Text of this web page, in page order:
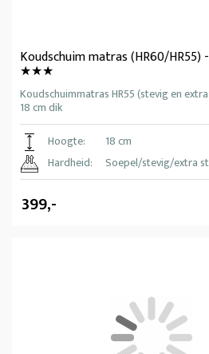
Koudschuim matras (HR60/
★★★
Koudschuimmatras HR55 (stevig en
18 cm dik
Hoogte:
18 cm
Hardheid:
Soepel/stevig/extra
399,-